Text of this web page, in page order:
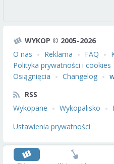
WYKOP © 2005-2026
O nas
Reklama FAQ
Polityka prywatności i cookies
Osiągnięcia
Changelog
RSS
Wykopane
Wykopalisko
Ustawienia prywatności